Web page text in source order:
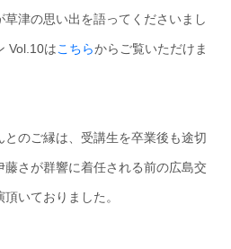
津の思い出を語ってくださいまし
Vol.10はこちらからご覧いただけま
のご縁は、受講生を卒業後も途切
さが群響に着任される前の広島交
いておりました。